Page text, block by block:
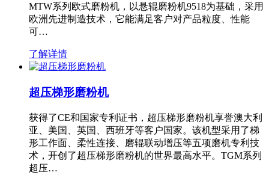
MTW系列欧式磨粉机，以悬辊磨粉机9518为基础，采用
欧洲先进制造技术，它能满足客户对产品粒度、性能
可…
了解详情
超压梯形磨粉机
获得了CE和国家专利证书，超压梯形磨粉机享誉澳大利
亚、美国、英国、西班牙等客户国家。该机型采用了梯
形工作面、柔性连接、磨辊联动增压等五项磨机专利技
术，开创了超压梯形磨粉机的世界最高水平。TGM系列
超压…